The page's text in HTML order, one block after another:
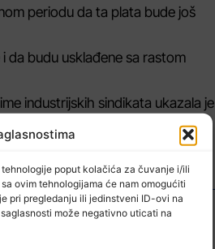
poput kolačića za čuvanje i/ili
ovim tehnologijama će nam omogućiti
pri pregledanju ili jedinstveni ID-ovi na
može negativno uticati na
periodu da ta plata bude još
da budu usklađene sa rastom
industrijskih sindikata ukazala je
NAREDNI ČLANAK